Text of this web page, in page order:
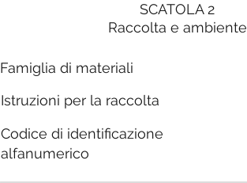
SCATOLA 2
Raccolta e ambiente
Famiglia di materiali
Istruzioni per la raccolta
Codice di identificazione
alfanumerico